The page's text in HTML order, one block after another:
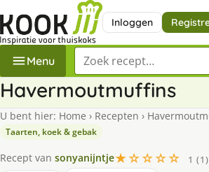
Inloggen
Menu Zoek een recept
Havermoutmuffins
U bent hier: Home › Recepten ›
Taarten, koek & gebak
Recept van sonyanijntje★☆☆☆☆
1 (1)